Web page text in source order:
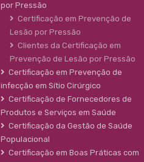
por Pressão
Certificação em Prevenção de
Lesão por Pressão
Clientes da Certificação em
Prevenção de Lesão por Pressão
Certificação em Prevenção de
infecção em Sítio Cirúrgico
Certificação de Fornecedores de
Produtos e Serviços em Saúde
Certificação da Gestão de Saúde
Populacional
Certificação em Boas Práticas com